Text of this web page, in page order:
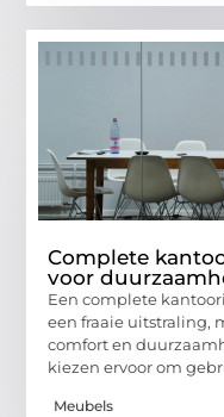
Complete
voor
Een complete
een fraaie uitstraling,
comfort en
kiezen ervoor om
Meubels